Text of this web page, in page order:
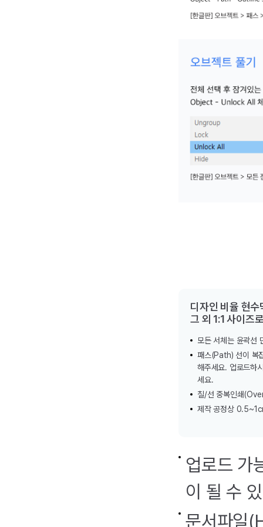
디자인 비율 현수
그 외 1:1 사이즈
모든 서체는 윤곽
패스(Path) 선이 복
해주세요. 업로드하
세요.
칠/선 중복인쇄
제작 공정상
업로드 가
이 될 수
문서파일